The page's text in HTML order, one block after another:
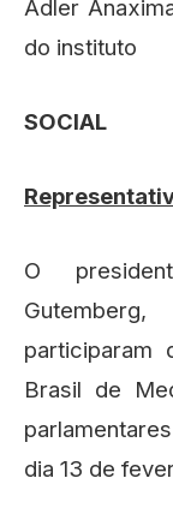
Adler
do instituto
SOCIAL
O
participaram
Brasil de
dia 13 de